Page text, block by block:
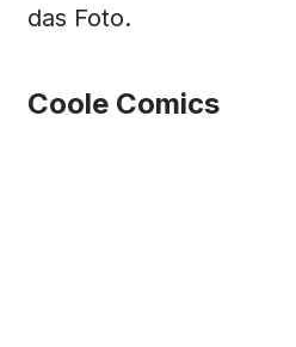
das Foto.
Coole Comics